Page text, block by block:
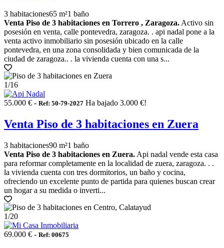
3 habitaciones65 m²1 baño
Venta Piso de 3 habitaciones en Torrero , Zaragoza. Activo sin
posesión en venta, calle pontevedra, zaragoza. . api nadal pone a la
venta activo inmobiliario sin posesión ubicado en la calle
pontevedra, en una zona consolidada y bien comunicada de la
ciudad de zaragoza.. . la vivienda cuenta con una s...
1/16
55.000 € - Ref: 50-79-2027 Ha bajado 3.000 €!
Venta Piso de 3 habitaciones en Zuera
3 habitaciones90 m²1 baño
Venta Piso de 3 habitaciones en Zuera. Api nadal vende esta casa
para reformar completamente en la localidad de zuera, zaragoza. . .
la vivienda cuenta con tres dormitorios, un baño y cocina,
ofreciendo un excelente punto de partida para quienes buscan crear
un hogar a su medida o inverti...
1/20
69.000 € - Ref: 00675